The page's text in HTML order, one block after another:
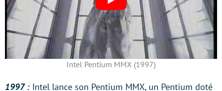
Intel Pentium MMX (1997)
1997 : Intel lance son Pentium MMX, un Pentium doté